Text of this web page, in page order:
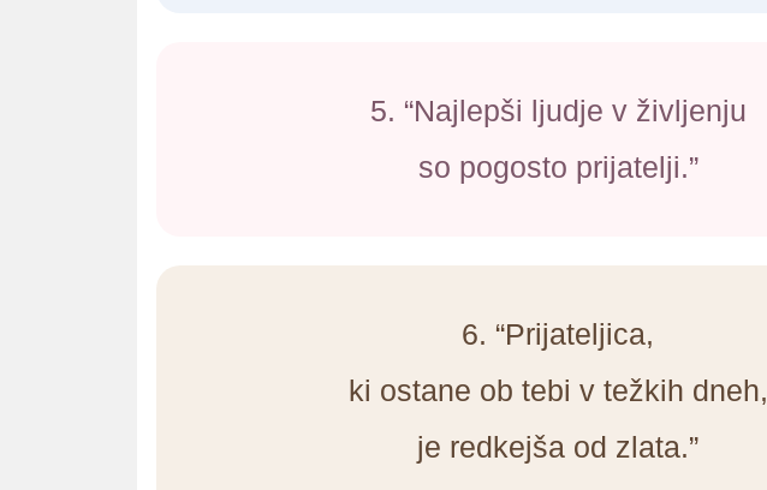
5. “Najlepši ljudje v življenju
so pogosto prijatelji.”
6. “Prijateljica,
ki ostane ob tebi v težkih dneh,
je redkejša od zlata.”